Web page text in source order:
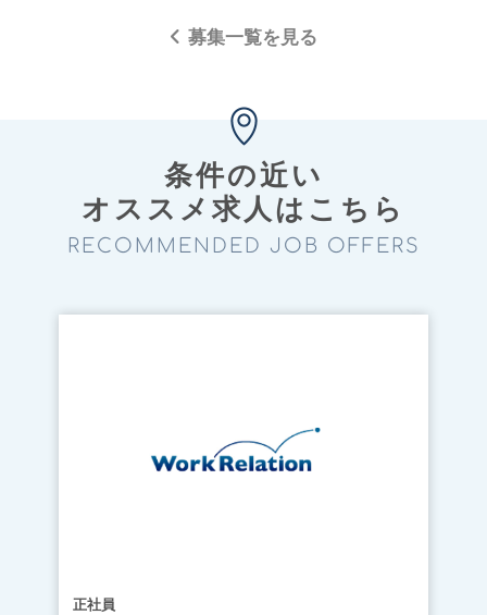
募集一覧を見る
条件の近い
オススメ求⼈はこちら
RECOMMENDED JOB OFFERS
正社員